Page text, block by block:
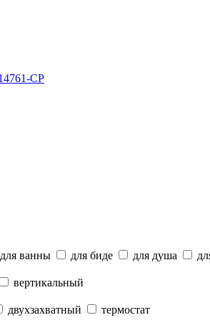
для ванны для биде для душа
вертикальный
двухзахватный термостат